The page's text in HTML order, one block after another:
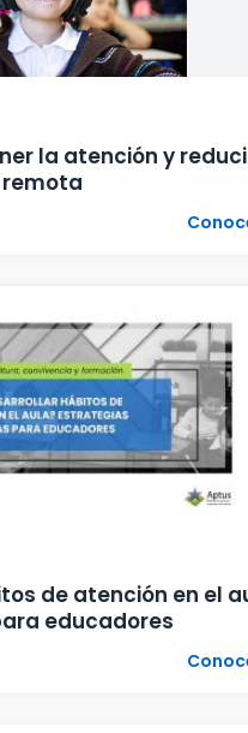
la atención y
remota
de atención en el
educadores